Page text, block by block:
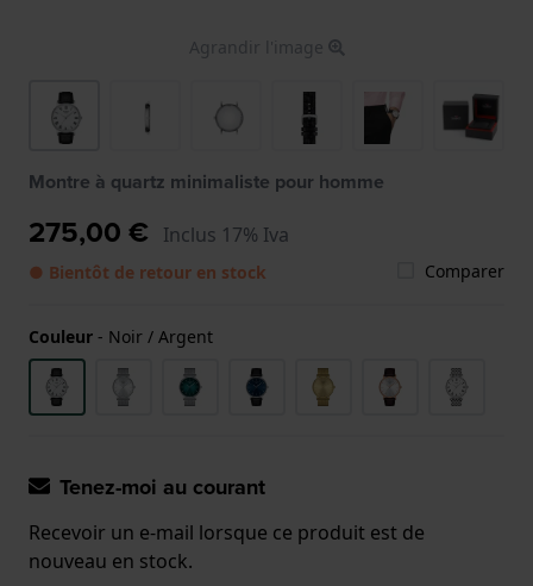
Agrandir l'image
Montre à quartz minimaliste pour homme
275,00 € Inclus 17% Iva
● Bientôt de retour en stock Comparer
Couleur - Noir / Argent
Tenez-moi au courant
Recevoir un e-mail lorsque ce produit est de
nouveau en stock.